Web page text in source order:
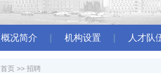
概况简介 机构设置 人才队
首页 >> 招聘